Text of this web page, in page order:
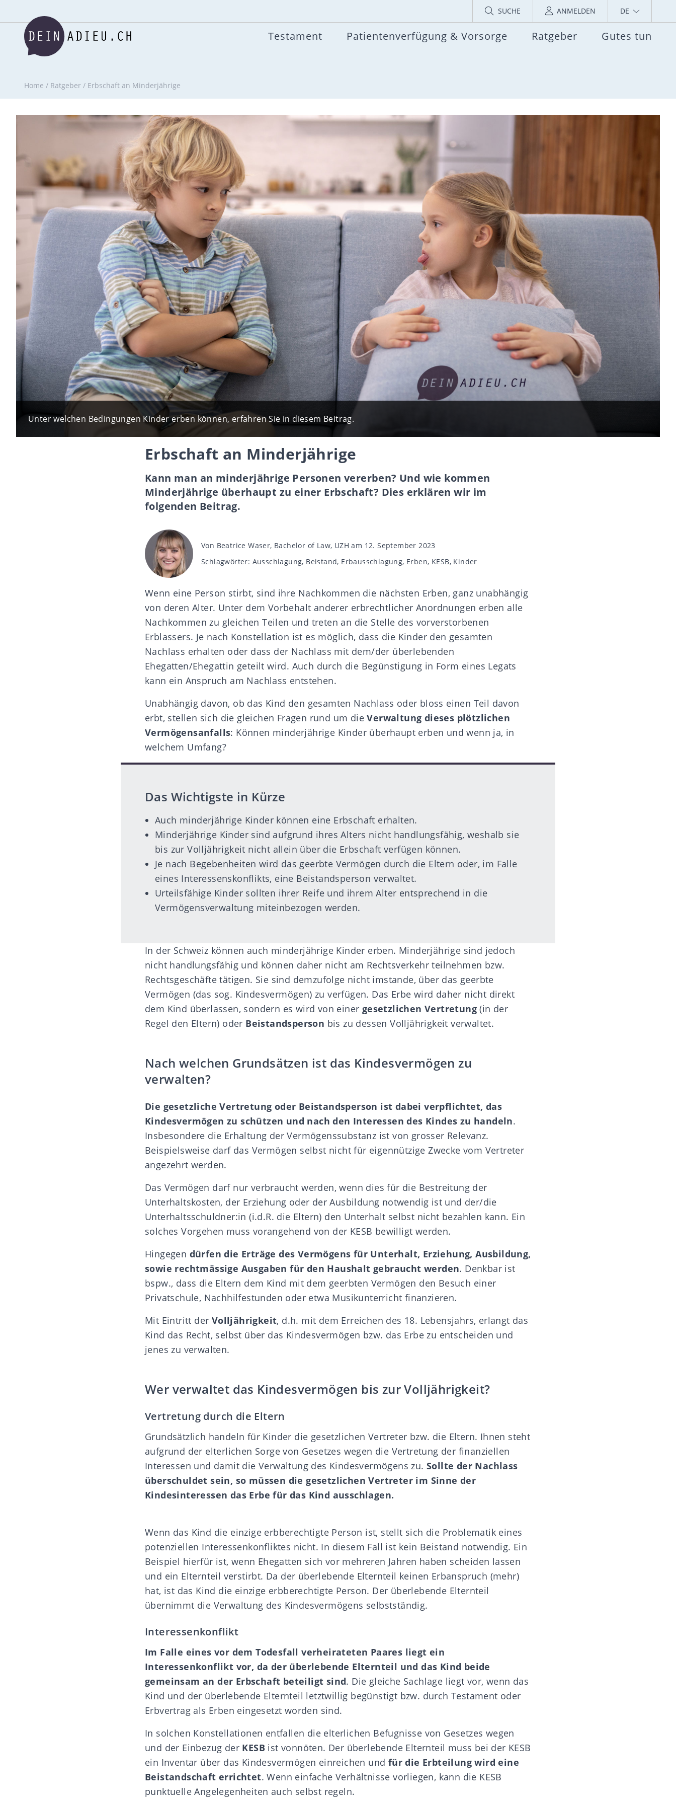
SUCHE ANMELDEN DE
Testament Patientenverfügung & Vorsorge Ratgeber Gutes tun
Home / Ratgeber / Erbschaft an Minderjährige
Unter welchen Bedingungen Kinder erben können, erfahren Sie in diesem Beitrag.
Erbschaft an Minderjährige
Kann man an minderjährige Personen vererben? Und wie kommen
Minderjährige überhaupt zu einer Erbschaft? Dies erklären wir im
folgenden Beitrag.
Beitragsautor
Von Beatrice Waser, Bachelor of Law, UZH am 12. September 2023
Schlagwörter
Schlagwörter: Ausschlagung, Beistand, Erbausschlagung, Erben, KESB, Kinder
Wenn eine Person stirbt, sind ihre Nachkommen die nächsten Erben, ganz unabhängig
von deren Alter. Unter dem Vorbehalt anderer erbrechtlicher Anordnungen erben alle
Nachkommen zu gleichen Teilen und treten an die Stelle des vorverstorbenen
Erblassers. Je nach Konstellation ist es möglich, dass die Kinder den gesamten
Nachlass erhalten oder dass der Nachlass mit dem/der überlebenden
Ehegatten/Ehegattin geteilt wird. Auch durch die Begünstigung in Form eines Legats
kann ein Anspruch am Nachlass entstehen.
Unabhängig davon, ob das Kind den gesamten Nachlass oder bloss einen Teil davon
erbt, stellen sich die gleichen Fragen rund um dieVerwaltung dieses plötzlichen
Vermögensanfalls: Können minderjährige Kinder überhaupt erben und wenn ja, in
welchem Umfang?
Das Wichtigste in Kürze
Auch minderjährige Kinder können eine Erbschaft erhalten.
Minderjährige Kinder sind aufgrund ihres Alters nicht handlungsfähig, weshalb sie
bis zur Volljährigkeit nicht allein über die Erbschaft verfügen können.
Je nach Begebenheiten wird das geerbte Vermögen durch die Eltern oder, im Falle
eines Interessenskonflikts, eine Beistandsperson verwaltet.
Urteilsfähige Kinder sollten ihrer Reife und ihrem Alter entsprechend in die
Vermögensverwaltung miteinbezogen werden.
In der Schweiz können auch minderjährige Kinder erben. Minderjährige sind jedoch
nicht handlungsfähig und können daher nicht am Rechtsverkehr teilnehmen bzw.
Rechtsgeschäfte tätigen. Sie sind demzufolge nicht imstande, über das geerbte
Vermögen (das sog. Kindesvermögen) zu verfügen. Das Erbe wird daher nicht direkt
dem Kind überlassen, sondern es wird von einer gesetzlichen Vertretung (in der
Regel den Eltern) oder Beistandsperson bis zu dessen Volljährigkeit verwaltet.
Nach welchen Grundsätzen ist das Kindesvermögen zu
verwalten?
Die gesetzliche Vertretung oder Beistandsperson ist dabei verpflichtet, das
Kindesvermögen zu schützen und nach den Interessen des Kindes zu handeln.
Insbesondere die Erhaltung der Vermögenssubstanz ist von grosser Relevanz.
Beispielsweise darf das Vermögen selbst nicht für eigennützige Zwecke vom Vertreter
angezehrt werden.
Das Vermögen darf nur verbraucht werden, wenn dies für die Bestreitung der
Unterhaltskosten, der Erziehung oder der Ausbildung notwendig ist und der/die
Unterhaltsschuldner:in (i.d.R. die Eltern) den Unterhalt selbst nicht bezahlen kann. Ein
solches Vorgehen muss vorangehend von der KESB bewilligt werden.
Hingegen dürfen die Erträge des Vermögens für Unterhalt, Erziehung, Ausbildung,
sowie rechtmässige Ausgaben für den Haushalt gebraucht werden. Denkbar ist
bspw., dass die Eltern dem Kind mit dem geerbten Vermögen den Besuch einer
Privatschule, Nachhilfestunden oder etwa Musikunterricht finanzieren.
Mit Eintritt der Volljährigkeit, d.h. mit dem Erreichen des 18. Lebensjahrs, erlangt das
Kind das Recht, selbst über das Kindesvermögen bzw. das Erbe zu entscheiden und
jenes zu verwalten.
Wer verwaltet das Kindesvermögen bis zur Volljährigkeit?
Vertretung durch die Eltern
Grundsätzlich handeln für Kinder die gesetzlichen Vertreter bzw. die Eltern. Ihnen steht
aufgrund der elterlichen Sorge von Gesetzes wegen die Vertretung der finanziellen
Interessen und damit die Verwaltung des Kindesvermögens zu. Sollte der Nachlass
überschuldet sein, so müssen die gesetzlichen Vertreter im Sinne der
Kindesinteressen das Erbe für das Kind ausschlagen.
Wenn das Kind die einzige erbberechtigte Person ist, stellt sich die Problematik eines
potenziellen Interessenkonfliktes nicht. In diesem Fall ist kein Beistand notwendig. Ein
Beispiel hierfür ist, wenn Ehegatten sich vor mehreren Jahren haben scheiden lassen
und ein Elternteil verstirbt. Da der überlebende Elternteil keinen Erbanspruch (mehr)
hat, ist das Kind die einzige erbberechtigte Person. Der überlebende Elternteil
übernimmt die Verwaltung des Kindesvermögens selbstständig.
Interessenkonflikt
Im Falle eines vor dem Todesfall verheirateten Paares liegt ein
Interessenkonflikt vor, da der überlebende Elternteil und das Kind beide
gemeinsam an der Erbschaft beteiligt sind. Die gleiche Sachlage liegt vor, wenn das
Kind und der überlebende Elternteil letztwillig begünstigt bzw. durch Testament oder
Erbvertrag als Erben eingesetzt worden sind.
In solchen Konstellationen entfallen die elterlichen Befugnisse von Gesetzes wegen
und der Einbezug der KESB ist vonnöten. Der überlebende Elternteil muss bei der KESB
ein Inventar über das Kindesvermögen einreichen und für die Erbteilung wird eine
Beistandschaft errichtet. Wenn einfache Verhältnisse vorliegen, kann die KESB
punktuelle Angelegenheiten auch selbst regeln.